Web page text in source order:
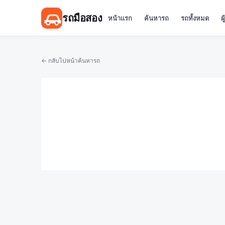
รถมือสอง หน้าแรก ค้นหารถ รถทั้งหมด
← กลับไปหน้าค้นหารถ